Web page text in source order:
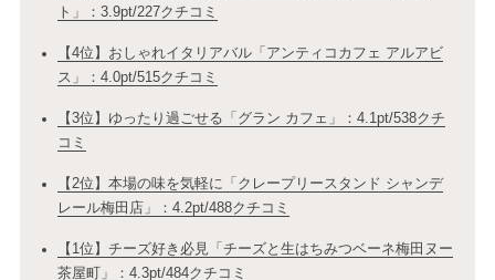
ト」：3.9pt/227クチコミ
【4位】おしゃれイタリアバル「アンティコカフェ アルアビ
ス」：4.0pt/515クチコミ
【3位】ゆったり過ごせる「グラン カフェ」：4.1pt/538クチ
コミ
【2位】本場の味を気軽に「クレープリースタンド シャンデ
レール梅田店」：4.2pt/488クチコミ
【1位】チーズ好き必見「チーズと生はちみつベーネ梅田ヌー
茶屋町」：4.3pt/484クチコミ